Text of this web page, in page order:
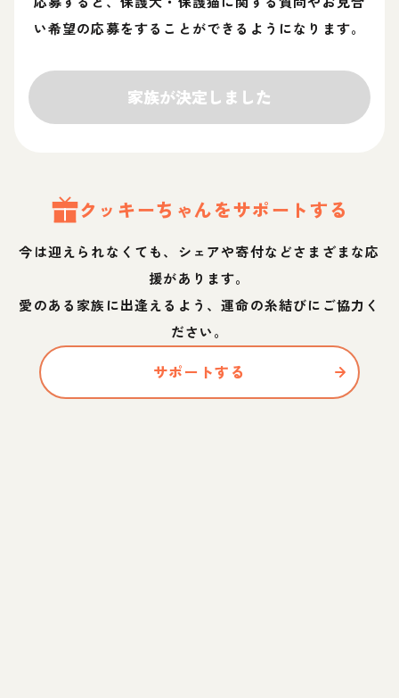
い希望の応募をすることができるようになります。
家族が決定しました
クッキーちゃんをサポートする
今は迎えられなくても、シェアや寄付などさまざまな応
援があります。
愛のある家族に出逢えるよう、運命の糸結びにご協力く
ださい。
サポートする